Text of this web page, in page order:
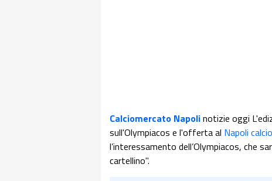
Calciomercato Napolinotizie oggi
sull'Olympiacos e l'offerta al Napoli calcio
l’interessamento dell’Olympiacos, che
cartellino".